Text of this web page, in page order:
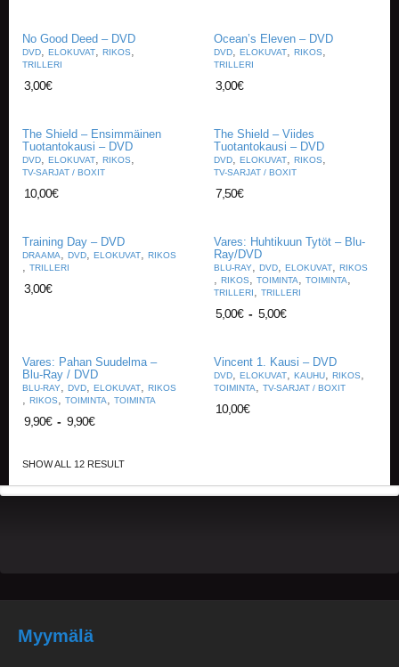
T
No Good Deed – DVD
DVD, ELOKUVAT, RIKOS,
TRILLERI
3,00€
Ocean’s Eleven – DVD
DVD, ELOKUVAT, RIKOS,
TRILLERI
3,00€
The Shield – Ensimmäinen
Tuotantokausi – DVD
DVD, ELOKUVAT, RIKOS,
TV-SARJAT / BOXIT
10,00€
The Shield – Viides
Tuotantokausi – DVD
DVD, ELOKUVAT, RIKOS,
TV-SARJAT / BOXIT
7,50€
Training Day – DVD
DRAAMA, DVD, ELOKUVAT, RIKOS
, TRILLERI
3,00€
Vares: Huhtikuun Tytöt – Blu-
Ray/DVD
BLU-RAY, DVD, ELOKUVAT, RIKOS
, RIKOS, TOIMINTA, TOIMINTA,
TRILLERI, TRILLERI
5,00€ - 5,00€
Vares: Pahan Suudelma –
Blu-Ray / DVD
BLU-RAY, DVD, ELOKUVAT, RIKOS
, RIKOS, TOIMINTA, TOIMINTA
9,90€ - 9,90€
Vincent 1. Kausi – DVD
DVD, ELOKUVAT, KAUHU, RIKOS,
TOIMINTA, TV-SARJAT / BOXIT
10,00€
SHOW ALL 12 RESULT
Myymälä